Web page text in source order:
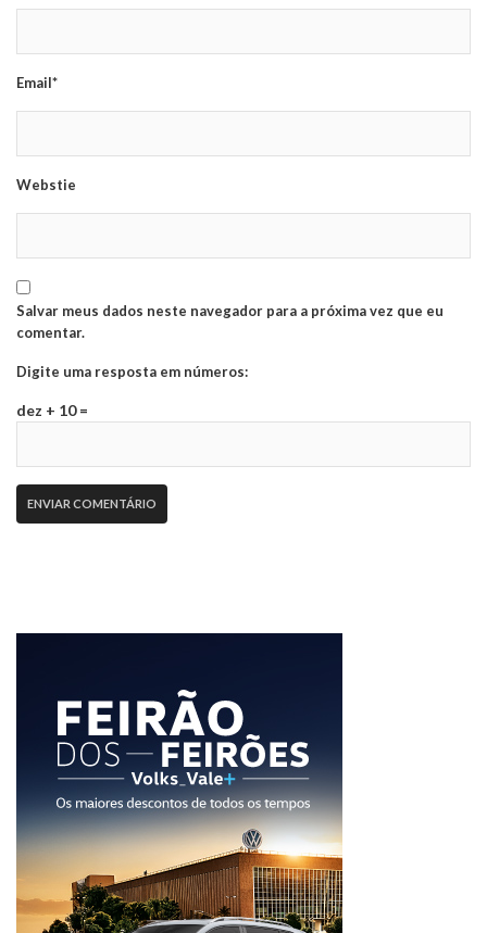
Email*
Webstie
Salvar meus dados neste navegador para a próxima vez que eu
comentar.
Digite uma resposta em números:
dez + 10 =